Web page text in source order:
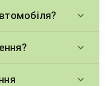
keyboard_arrow_down
keyboard_arrow_down
keyboard_arrow_down